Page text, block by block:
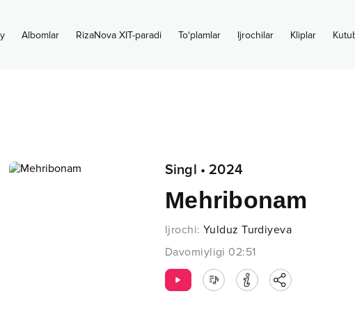
Albomlar RizaNova XIT-paradi To‘plamlar Ijrochilar Kliplar
Singl • 2024
Mehribonam
Ijrochi: Yulduz Turdiyeva
Davomiyligi 02:51